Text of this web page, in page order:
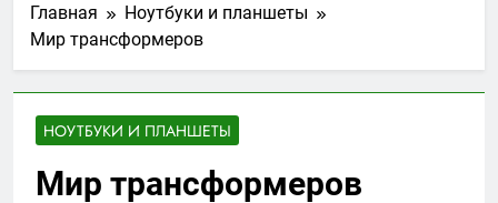
Главная
Ноутбуки и планшеты
Мир трансформеров
НОУТБУКИ И ПЛАНШЕТЫ
Мир трансформеров